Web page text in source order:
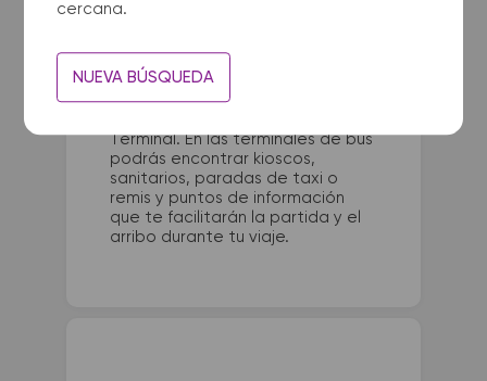
cercana.
NUEVA BÚSQUEDA
queda ubicada en Terminal -
Avellaneda 401. La terminal de
colectivos de Bolivar se
Terminal. En las terminales de bus
podrás encontrar kioscos,
sanitarios, paradas de taxi o
remis y puntos de información
que te facilitarán la partida y el
arribo durante tu viaje.